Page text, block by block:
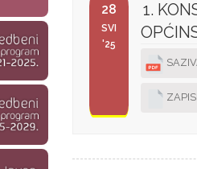
28
SVI
'25
1.